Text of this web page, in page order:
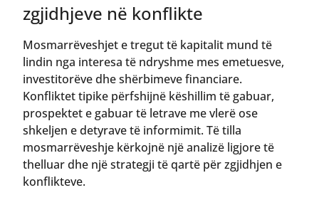
zgjidhjeve në konflikte
Mosmarrëveshjet e tregut të kapitalit mund të
lindin nga interesa të ndryshme mes emetuesve,
investitorëve dhe shërbimeve financiare.
Konfliktet tipike përfshijnë këshillim të gabuar,
prospektet e gabuar të letrave me vlerë ose
shkeljen e detyrave të informimit. Të tilla
mosmarrëveshje kërkojnë një analizë ligjore të
thelluar dhe një strategji të qartë për zgjidhjen e
konflikteve.